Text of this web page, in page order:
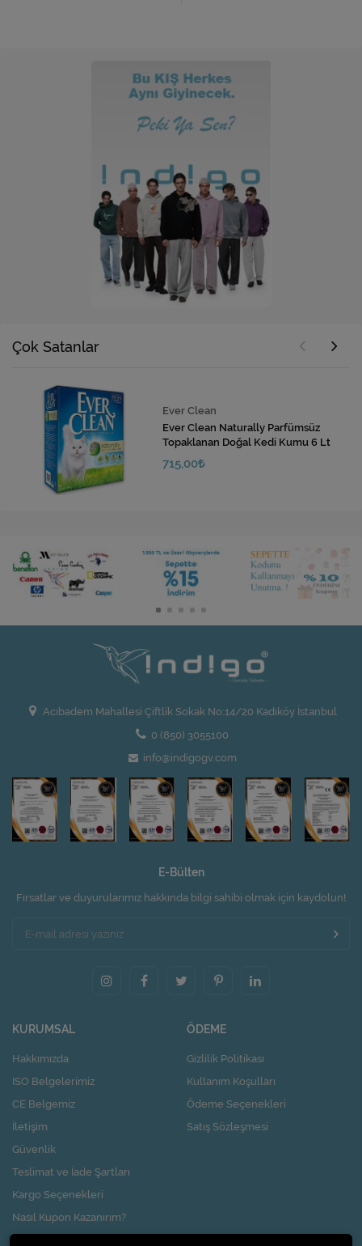
Çok Satanlar
Ever Clean
Ever Clean Naturally Parfümsüz
Topaklanan Doğal Kedi Kumu 6 Lt
715,00
Acıbadem Mahallesi Çiftlik Sokak No:14/20 Kadıköy İstanbul
0 (850) 3055100
info@indigogv.com
E-Bülten
Fırsatlar ve duyurularımız hakkında bilgi sahibi olmak için kaydolun!
KURUMSAL
Hakkımızda
ISO Belgelerimiz
CE Belgemiz
İletişim
Güvenlik
Teslimat ve İade Şartları
Kargo Seçenekleri
Nasıl Kupon Kazanırım?
ÖDEME
Gizlilik Politikası
Kullanım Koşulları
Ödeme Seçenekleri
Satış Sözleşmesi